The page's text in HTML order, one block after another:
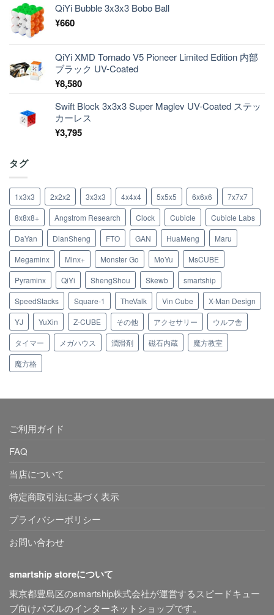
QiYi Bubble 3x3x3 Bobo Ball
¥660
QiYi XMD Tornado V5 Pioneer Limited Edition 内部
ブラック UV-Coated
¥8,580
Swift Block 3x3x3 Super Maglev UV-Coated ステッ
カーレス
¥3,795
タグ
1x3x3 2x2x2 3x3x3 4x4x4 5x5x5 6x6x6
7x7x7
8x8x8+
Angstrom Research Clock Cubicle
Cubicle Labs
DaYan
DianSheng FTO GAN HuaMeng
Maru
Megaminx
Minx+ Monster Go MoYu
MsCUBE
Pyraminx
QiYi ShengShou Skewb
smartship
SpeedStacks
Square-1 TheValk Vin Cube
X-Man Design
YJ
YuXin Z-CUBE その他 アクセサリー
ウルフ舎
タイマー
メガハウス 潤滑剤 磁石内蔵
魔方教室
魔方格
ご利用ガイド
FAQ
当店について
特定商取引法に基づく表示
プライバシーポリシー
お問い合わせ
smartship storeについて
東京都豊島区のsmartship株式会社が運営するスピードキュー
ブ向けパズルのインターネットショップです。